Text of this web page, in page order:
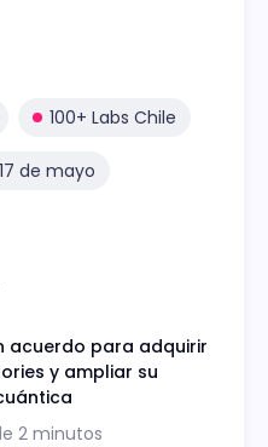
100+ Labs Chile
17 de mayo
acuerdo para adquirir
y ampliar su
2 minutos